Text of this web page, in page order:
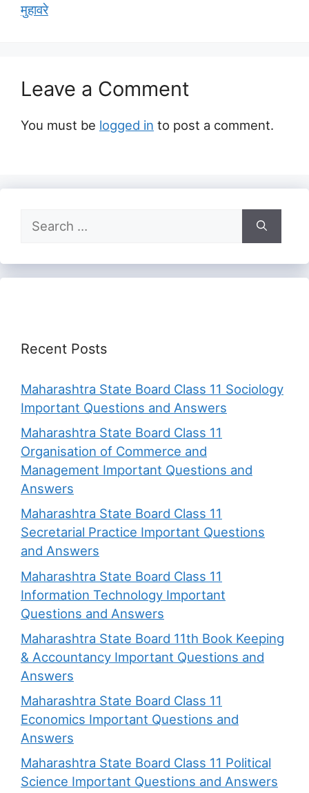
मुहावरे
Leave a Comment
You must be logged in to post a comment.
Search
for:
Recent Posts
Maharashtra State Board Class 11 Sociology
Important Questions and Answers
Maharashtra State Board Class 11
Organisation of Commerce and
Management Important Questions and
Answers
Maharashtra State Board Class 11
Secretarial Practice Important Questions
and Answers
Maharashtra State Board Class 11
Information Technology Important
Questions and Answers
Maharashtra State Board 11th Book Keeping
& Accountancy Important Questions and
Answers
Maharashtra State Board Class 11
Economics Important Questions and
Answers
Maharashtra State Board Class 11 Political
Science Important Questions and Answers